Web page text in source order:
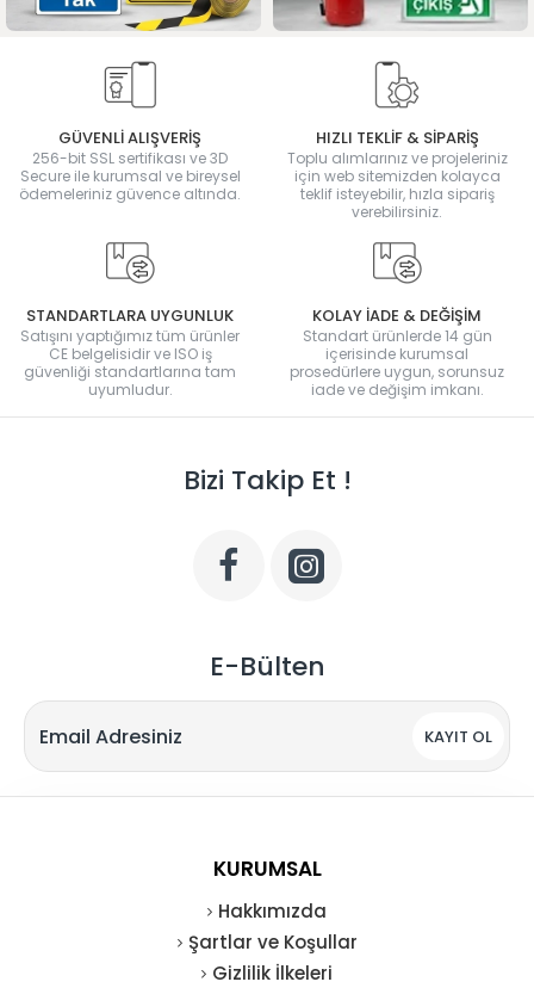
GÜVENLİ ALIŞVERİŞ
256-bit SSL sertifikası ve 3D
Secure ile kurumsal ve bireysel
ödemeleriniz güvence altında.
HIZLI TEKLİF & SİPARİŞ
Toplu alımlarınız ve projeleriniz
için web sitemizden kolayca
teklif isteyebilir, hızla sipariş
verebilirsiniz.
STANDARTLARA UYGUNLUK
Satışını yaptığımız tüm ürünler
CE belgelisidir ve ISO iş
güvenliği standartlarına tam
uyumludur.
KOLAY İADE & DEĞİŞİM
Standart ürünlerde 14 gün
içerisinde kurumsal
prosedürlere uygun, sorunsuz
iade ve değişim imkanı.
Bizi Takip Et !
E-Bülten
KAYIT OL
KURUMSAL
Hakkımızda
Şartlar ve Koşullar
Gizlilik İlkeleri